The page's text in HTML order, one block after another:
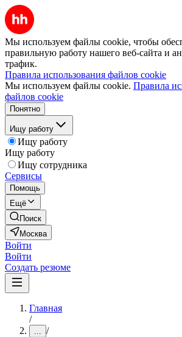
Мы используем файлы cookie, чтобы
правильную работу нашего веб-сайта и
трафик.
Правила использования файлов cookie
Мы используем файлы cookie. Правила
файлов cookie
Понятно
Ищу работу
Ищу работу
Ищу работу
Ищу сотрудника
Сервисы
Помощь
Ещё
Поиск
Москва
Войти
Войти
Создать резюме
Главная
/
... /